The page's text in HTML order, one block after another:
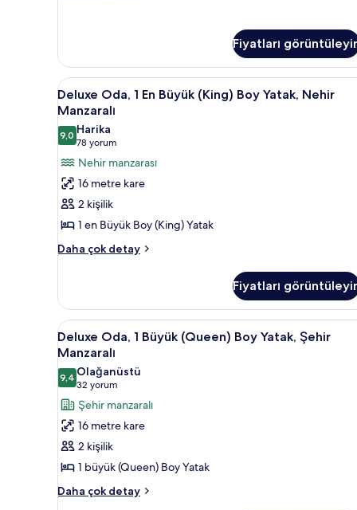
hakkında
daha
fazla
detay
Fiyatları
Deluxe
Oda,
1
En
Büyük
(King)
Boy
Yatak,
Nehir
Manzaralı
fotoğrafları
görün
Kaliteli yatak takımı, kuştüyü
6
Deluxe Oda, 1 En Büyük (King) Boy Yatak, Nehir
Manzaralı
9,09,0 / 10
Harika
78 yorum
(78
yorum)
Nehir manzarası
16 metre kare
2 kişilik
1 en Büyük Boy (King) Yatak
Daha çok detay
Deluxe
Büyük
(King)
Boy
Yatak,
Manzaralı
hakkında
daha
fazla
detay
Fiyatları
Deluxe
Oda,
1
Büyük
(Queen)
Boy
Yatak,
Şehir
Manzaralı
için
Kaliteli yatak takımı, kuştüyü
9
Deluxe Oda, 1 Büyük (Queen) Boy Yatak, Şehir
Manzaralı
9,49,4 / 10
Olağanüstü
32 yorum
(32
yorum)
Şehir manzaralı
16 metre kare
2 kişilik
1 büyük (Queen) Boy Yatak
Daha çok detay
Deluxe